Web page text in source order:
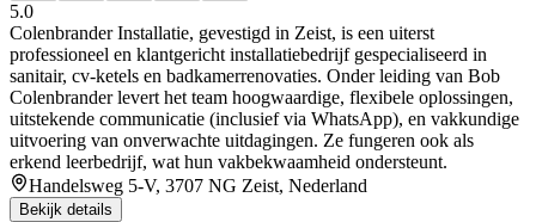
5.0
Colenbrander Installatie, gevestigd in Zeist, is een uiterst
professioneel en klantgericht installatiebedrijf gespecialiseerd in
sanitair, cv-ketels en badkamerrenovaties. Onder leiding van Bob
Colenbrander levert het team hoogwaardige, flexibele oplossingen,
uitstekende communicatie (inclusief via WhatsApp), en vakkundige
uitvoering van onverwachte uitdagingen. Ze fungeren ook als
erkend leerbedrijf, wat hun vakbekwaamheid ondersteunt.
Handelsweg 5-V, 3707 NG Zeist, Nederland
Bekijk details